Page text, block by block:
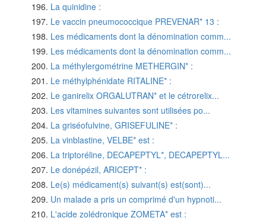
La quinidine :
Le vaccin pneumococcique PREVENAR* 13 :
Les médicaments dont la dénomination comm...
Les médicaments dont la dénomination comm...
La méthylergométrine METHERGIN* :
Le méthylphénidate RITALINE* :
Le ganirelix ORGALUTRAN* et le cétrorelix...
Les vitamines suivantes sont utilisées po...
La griséofulvine, GRISEFULINE* :
La vinblastine, VELBE* est :
La triptoréline, DECAPEPTYL*, DECAPEPTYL...
Le donépézil, ARICEPT* :
Le(s) médicament(s) suivant(s) est(sont)...
Un malade a pris un comprimé d'un hypnoti...
L'acide zolédronique ZOMETA* est :